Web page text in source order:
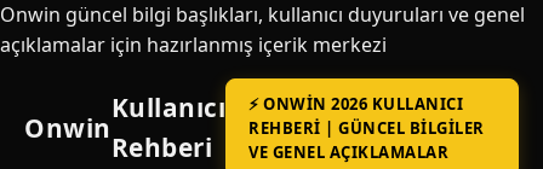
Onwin güncel bilgi başlıkları, kullanıcı duyuruları ve genel
açıklamalar için hazırlanmış içerik merkezi
Onwin
Kullanıcı
Rehberi
⚡ ONWIN 2026 KULLANICI
REHBERI | GÜNCEL BILGILER
VE GENEL AÇIKLAMALAR